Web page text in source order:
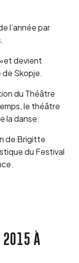
l’année par
devient
de Skopje.
du Théâtre
le théâtre
la danse.
de Brigitte
du Festival
2015 À